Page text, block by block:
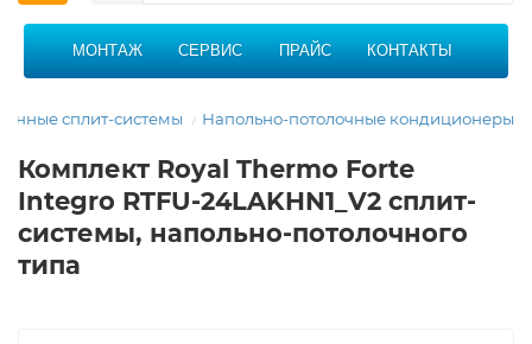
МОНТАЖ СЕРВИС ПРАЙС КОНТАКТЫ
сплит-системы Напольно-потолочные кондиционеры
Комплект Royal Thermo Forte
Integro RTFU-24LAKHN1_V2 сплит-
системы, напольно-потолочного
типа